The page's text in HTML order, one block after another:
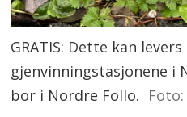
GRATIS: Dette kan
gjenvinningstasjonene i
bor i Nordre Follo.